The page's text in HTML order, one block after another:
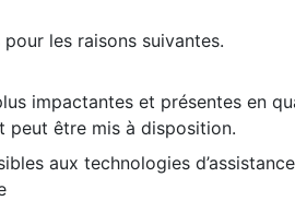
les raisons suivantes.
impactantes et présentes en
peut être mis à disposition.
aux technologies d’assistance